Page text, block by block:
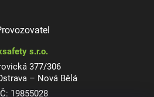
s.r.o.
377/306
– Nová Bělá
IČ: 19855028